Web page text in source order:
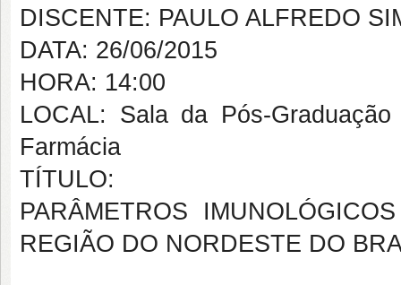
DISCENTE: PAULO ALFREDO
DATA: 26/06/2015
HORA: 14:00
LOCAL: Sala da Pós-
Farmácia
TÍTULO:
PARÂMETROS
REGIÃO DO NORDESTE DO